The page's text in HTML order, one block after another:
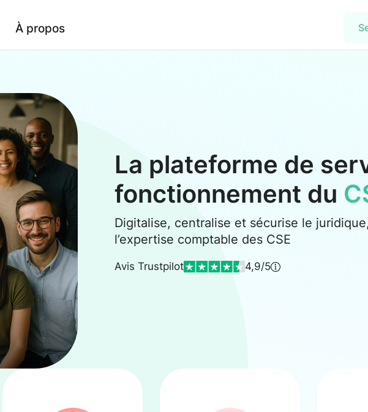
À propos
La plateforme de
fonctionnement du
Digitalise, centralise et sécurise le
l’expertise comptable des CSE
Avis Trustpilot 4,9/5